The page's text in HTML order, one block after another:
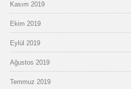
Kasım 2019
Ekim 2019
Eylül 2019
Ağustos 2019
Temmuz 2019